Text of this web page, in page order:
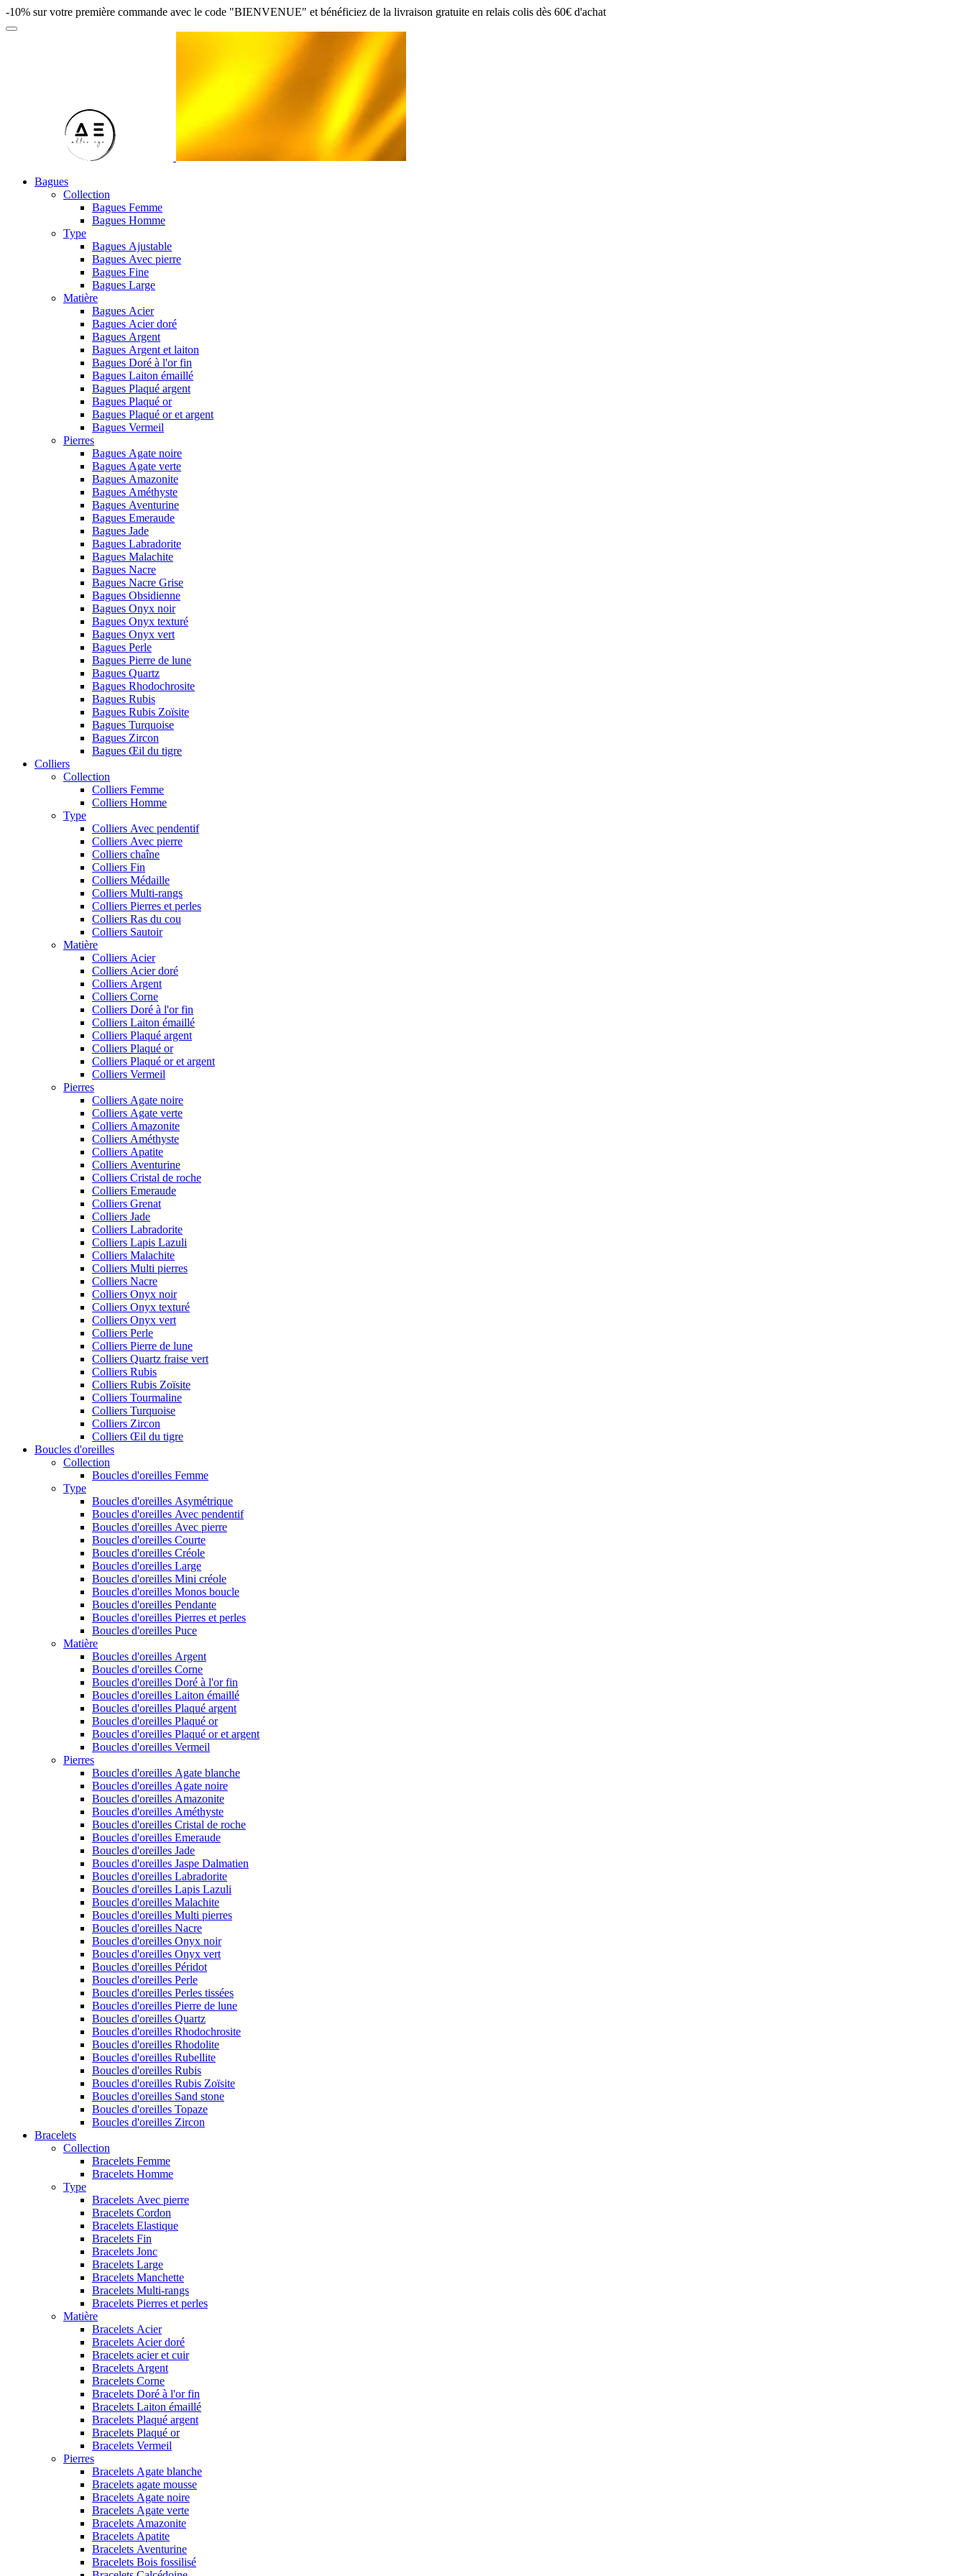
-10% sur votre première commande avec le code "BIENVENUE" et bénéficiez de la livraison gratuite en relais colis dès 60€ d'achat
Bagues
Collection
Bagues Femme
Bagues Homme
Type
Bagues Ajustable
Bagues Avec pierre
Bagues Fine
Bagues Large
Matière
Bagues Acier
Bagues Acier doré
Bagues Argent
Bagues Argent et laiton
Bagues Doré à l'or fin
Bagues Laiton émaillé
Bagues Plaqué argent
Bagues Plaqué or
Bagues Plaqué or et argent
Bagues Vermeil
Pierres
Bagues Agate noire
Bagues Agate verte
Bagues Amazonite
Bagues Améthyste
Bagues Aventurine
Bagues Emeraude
Bagues Jade
Bagues Labradorite
Bagues Malachite
Bagues Nacre
Bagues Nacre Grise
Bagues Obsidienne
Bagues Onyx noir
Bagues Onyx texturé
Bagues Onyx vert
Bagues Perle
Bagues Pierre de lune
Bagues Quartz
Bagues Rhodochrosite
Bagues Rubis
Bagues Rubis Zoïsite
Bagues Turquoise
Bagues Zircon
Bagues Œil du tigre
Colliers
Collection
Colliers Femme
Colliers Homme
Type
Colliers Avec pendentif
Colliers Avec pierre
Colliers chaîne
Colliers Fin
Colliers Médaille
Colliers Multi-rangs
Colliers Pierres et perles
Colliers Ras du cou
Colliers Sautoir
Matière
Colliers Acier
Colliers Acier doré
Colliers Argent
Colliers Corne
Colliers Doré à l'or fin
Colliers Laiton émaillé
Colliers Plaqué argent
Colliers Plaqué or
Colliers Plaqué or et argent
Colliers Vermeil
Pierres
Colliers Agate noire
Colliers Agate verte
Colliers Amazonite
Colliers Améthyste
Colliers Apatite
Colliers Aventurine
Colliers Cristal de roche
Colliers Emeraude
Colliers Grenat
Colliers Jade
Colliers Labradorite
Colliers Lapis Lazuli
Colliers Malachite
Colliers Multi pierres
Colliers Nacre
Colliers Onyx noir
Colliers Onyx texturé
Colliers Onyx vert
Colliers Perle
Colliers Pierre de lune
Colliers Quartz fraise vert
Colliers Rubis
Colliers Rubis Zoïsite
Colliers Tourmaline
Colliers Turquoise
Colliers Zircon
Colliers Œil du tigre
Boucles d'oreilles
Collection
Boucles d'oreilles Femme
Type
Boucles d'oreilles Asymétrique
Boucles d'oreilles Avec pendentif
Boucles d'oreilles Avec pierre
Boucles d'oreilles Courte
Boucles d'oreilles Créole
Boucles d'oreilles Large
Boucles d'oreilles Mini créole
Boucles d'oreilles Monos boucle
Boucles d'oreilles Pendante
Boucles d'oreilles Pierres et perles
Boucles d'oreilles Puce
Matière
Boucles d'oreilles Argent
Boucles d'oreilles Corne
Boucles d'oreilles Doré à l'or fin
Boucles d'oreilles Laiton émaillé
Boucles d'oreilles Plaqué argent
Boucles d'oreilles Plaqué or
Boucles d'oreilles Plaqué or et argent
Boucles d'oreilles Vermeil
Pierres
Boucles d'oreilles Agate blanche
Boucles d'oreilles Agate noire
Boucles d'oreilles Amazonite
Boucles d'oreilles Améthyste
Boucles d'oreilles Cristal de roche
Boucles d'oreilles Emeraude
Boucles d'oreilles Jade
Boucles d'oreilles Jaspe Dalmatien
Boucles d'oreilles Labradorite
Boucles d'oreilles Lapis Lazuli
Boucles d'oreilles Malachite
Boucles d'oreilles Multi pierres
Boucles d'oreilles Nacre
Boucles d'oreilles Onyx noir
Boucles d'oreilles Onyx vert
Boucles d'oreilles Péridot
Boucles d'oreilles Perle
Boucles d'oreilles Perles tissées
Boucles d'oreilles Pierre de lune
Boucles d'oreilles Quartz
Boucles d'oreilles Rhodochrosite
Boucles d'oreilles Rhodolite
Boucles d'oreilles Rubellite
Boucles d'oreilles Rubis
Boucles d'oreilles Rubis Zoïsite
Boucles d'oreilles Sand stone
Boucles d'oreilles Topaze
Boucles d'oreilles Zircon
Bracelets
Collection
Bracelets Femme
Bracelets Homme
Type
Bracelets Avec pierre
Bracelets Cordon
Bracelets Elastique
Bracelets Fin
Bracelets Jonc
Bracelets Large
Bracelets Manchette
Bracelets Multi-rangs
Bracelets Pierres et perles
Matière
Bracelets Acier
Bracelets Acier doré
Bracelets acier et cuir
Bracelets Argent
Bracelets Corne
Bracelets Doré à l'or fin
Bracelets Laiton émaillé
Bracelets Plaqué argent
Bracelets Plaqué or
Bracelets Vermeil
Pierres
Bracelets Agate blanche
Bracelets agate mousse
Bracelets Agate noire
Bracelets Agate verte
Bracelets Amazonite
Bracelets Apatite
Bracelets Aventurine
Bracelets Bois fossilisé